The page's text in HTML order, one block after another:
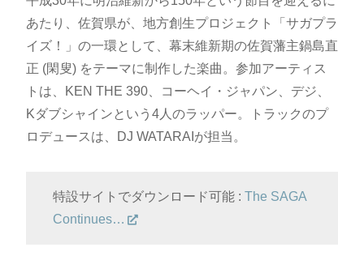
あたり、佐賀県が、地方創生プロジェクト「サガプラ
イズ！」の一環として、幕末維新期の佐賀藩主鍋島直
正 (閑叟) をテーマに制作した楽曲。参加アーティス
トは、KEN THE 390、コーヘイ・ジャパン、デジ、
Kダブシャインという4人のラッパー。トラックのプ
ロデュースは、DJ WATARAIが担当。
特設サイトでダウンロード可能 : The SAGA
Continues…